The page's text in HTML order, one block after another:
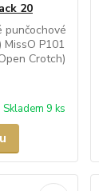
20
punčochové
P101
Crotch)
Skladem 9 ks